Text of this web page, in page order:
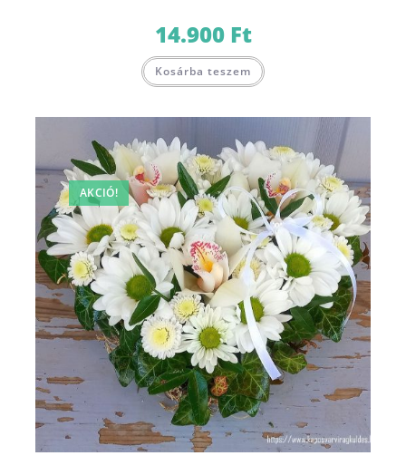
14.900 Ft
Kosárba teszem
AKCIÓ!